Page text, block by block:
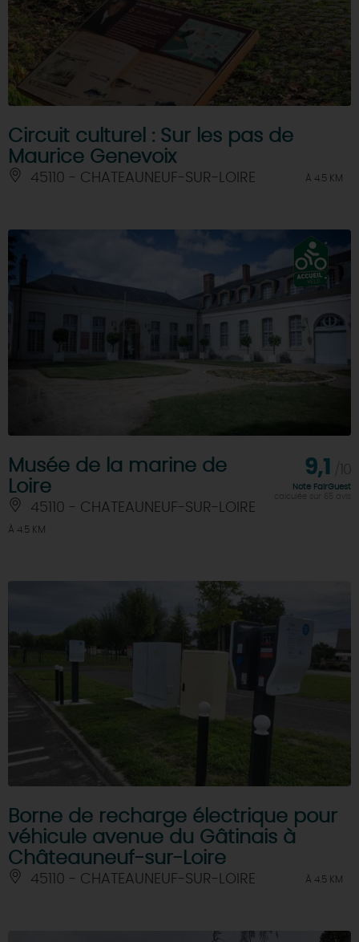
Circuit culturel : Sur les pas de
Maurice Genevoix
45110 - CHATEAUNEUF-SUR-LOIRE À 4.5 KM
Musée de la marine de
Loire
45110 - CHATEAUNEUF-SUR-LOIRE
À 4.5 KM
9,1
Note FairGuest
calculée sur 65 avis
Borne de recharge électrique pour
véhicule avenue du Gâtinais à
Châteauneuf-sur-Loire
45110 - CHATEAUNEUF-SUR-LOIRE À 4.5 KM